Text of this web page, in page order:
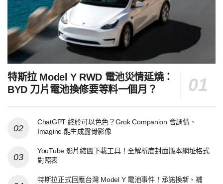
特斯拉 Model Y RWD 電池災情延燒：
BYD 刀片電池換修要等料一個月？
ChatGPT 終於可以色色？Grok Companion 會調情、
Imagine 能生成露骨影像
YouTube 影片縮圖下載工具！全解析度封面版本網址格式
對照表
特斯拉正式回應台灣 Model Y 電池事件！承諾換新、補